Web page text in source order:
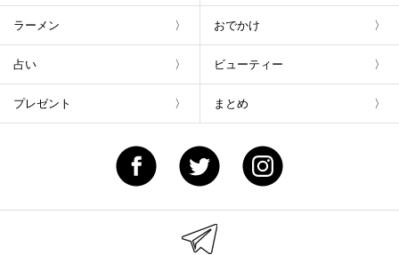
ラーメン おでかけ
占い ビューティー
プレゼント まとめ